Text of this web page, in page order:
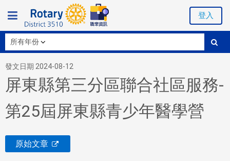
登入
發文日期 2024-08-12
屏東縣第三分區聯合社區服務-
第25屆屏東縣青少年醫學營
原始文章